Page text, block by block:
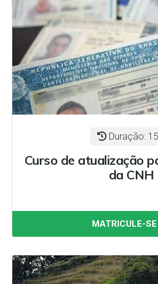
Duração:
Curso de atualização
da CNH
MATRICULE-SE